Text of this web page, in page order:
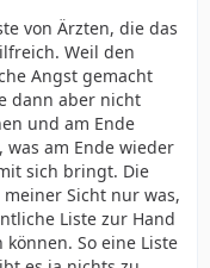
von Ärzten, die das
Weil den
Angst gemacht
dann aber nicht
und am Ende
was am Ende wieder
sich bringt. Die
Sicht nur was,
Liste zur Hand
So eine Liste